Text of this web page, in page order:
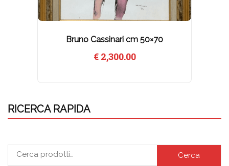
RICERCA RAPIDA
Cerca
Bruno Cassinari cm 50×70
€2,300.00